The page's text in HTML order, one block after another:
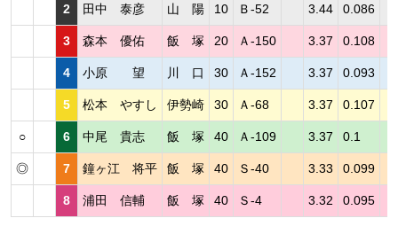
2 田中 泰彦 山 陽 10 Ｂ-52 3.44 0.086
3 森本 優佑 飯 塚 20 Ａ-150 3.37 0.108
4 小原 望 川 口 30 Ａ-152 3.37 0.093
5 松本 やすし 伊勢崎 30 Ａ-68 3.37 0.107
○ 6 中尾 貴志 飯 塚 40 Ａ-109 3.37 0.1
◎ 7 鐘ヶ江 将平 飯 塚 40 Ｓ-40 3.33 0.099
8 浦田 信輔 飯 塚 40 Ｓ-4 3.32 0.095